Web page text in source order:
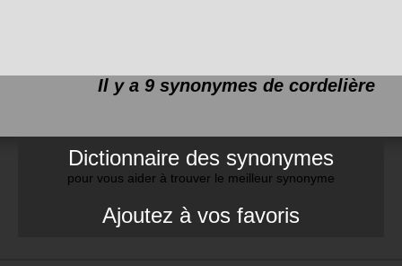
Il y a 9 synonymes de cordelière
Dictionnaire des synonymes
pour vous aider à trouver le meilleur synonyme
Ajoutez à vos favoris